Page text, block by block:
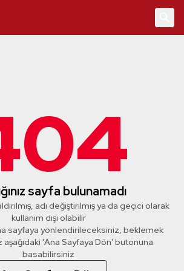
sayfa bulunamadı
adı değiştirilmiş ya da geçici olarak
kullanım dışı olabilir
sayfaya yönlendirileceksiniz, beklemek
aşağıdaki 'Ana Sayfaya Dön' butonuna
basabilirsiniz